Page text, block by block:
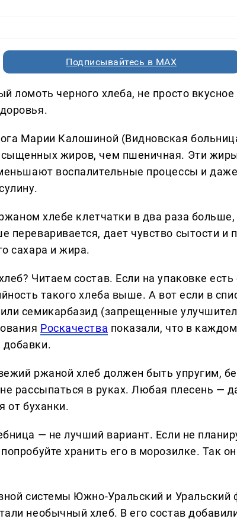
Подписывайтесь в MAX
ломоть черного хлеба, не просто
Марии Калошиной (Видновская
жиров, чем пшеничная. Эти
воспалительные процессы и
хлебе клетчатки в два раза
дает чувство сытости и
сахара и жира.
Читаем состав. Если на упаковке
такого хлеба выше. А вот если в
семикарбазид (запрещенные
Роскачества показали, что в
ржаной хлеб должен быть упругим,
рассыпаться в руках. Любая плесень —
от буханки.
— не лучший вариант. Если не
хранить его в морозилке. Так
системы Южно-Уральский и Уральский
необычный хлеб. В его состав